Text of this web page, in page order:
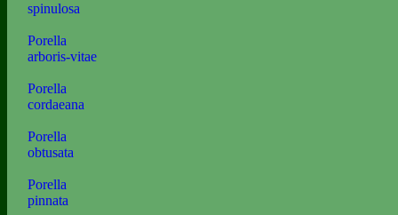
spinulosa
Porella
arboris-vitae
Porella
cordaeana
Porella
obtusata
Porella
pinnata